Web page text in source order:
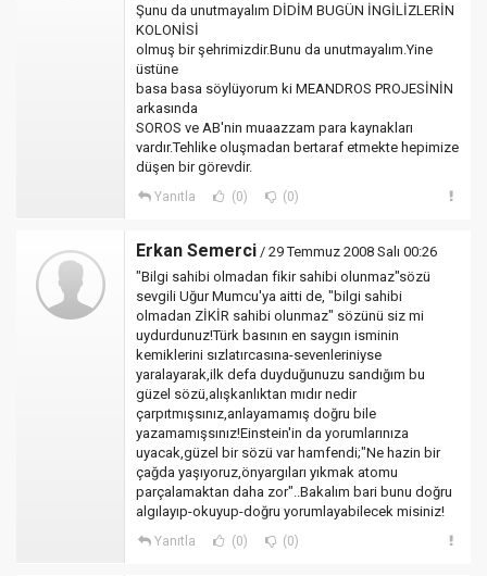
Şunu da unutmayalım DİDİM BUGÜN İNGİLİZLERİN
KOLONİSİ
olmuş bir şehrimizdir.Bunu da unutmayalım.Yine
üstüne
basa basa söylüyorum ki MEANDROS PROJESİNİN
arkasında
SOROS ve AB'nin muaazzam para kaynakları
vardır.Tehlike oluşmadan bertaraf etmekte hepimize
düşen bir görevdir.
Yanıtla (0) (0)
Erkan Semerci / 29 Temmuz 2008 Salı 00:26
"Bilgi sahibi olmadan fikir sahibi olunmaz"sözü
sevgili Uğur Mumcu'ya aitti de, "bilgi sahibi
olmadan ZİKİR sahibi olunmaz" sözünü siz mi
uydurdunuz!Türk basının en saygın isminin
kemiklerini sızlatırcasına-sevenleriniyse
yaralayarak,ilk defa duyduğunuzu sandığım bu
güzel sözü,alışkanlıktan mıdır nedir
çarpıtmışsınız,anlayamamış doğru bile
yazamamışsınız!Einstein'in da yorumlarınıza
uyacak,güzel bir sözü var hamfendi;"Ne hazin bir
çağda yaşıyoruz,önyargıları yıkmak atomu
parçalamaktan daha zor"..Bakalım bari bunu doğru
algılayıp-okuyup-doğru yorumlayabilecek misiniz!
Yanıtla (0) (0)